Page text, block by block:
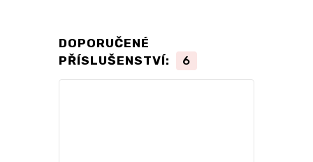
DOPORUČENÉ
PŘÍSLUŠENSTVÍ:
6